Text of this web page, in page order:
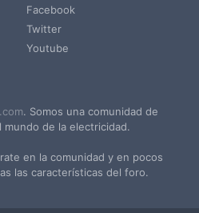
Facebook
Twitter
Youtube
. Somos una comunidad de
de la electricidad.
en la comunidad y en pocos
las características del foro.